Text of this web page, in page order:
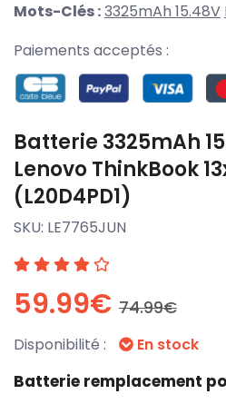
Mots-Clés :3325mAh 15.48V
Paiements acceptés :
Batterie 3325mAh
Lenovo ThinkBook
(L20D4PD1)
SKU: LE7765JUN
59.99€ 74.99€
Disponibilité : En stock
Batterie remplacement